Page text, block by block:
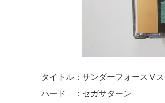
タイトル：サンダーフォースⅤ
ハード ：セガサターン